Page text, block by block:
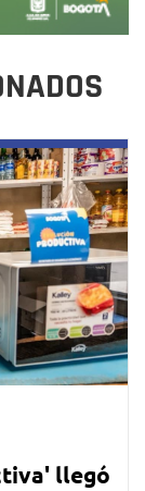
llegó